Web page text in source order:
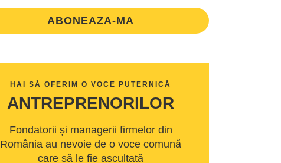
ABONEAZA-MA
HAI SĂ OFERIM O VOCE PUTERNICĂ
ANTREPRENORILOR
Fondatorii și managerii firmelor din
România au nevoie de o voce comună
care să le fie ascultată